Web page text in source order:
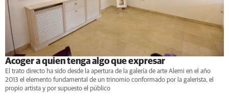
Acoger a quien tenga algo que expresar
El trato directo ha sido desde la apertura de la galería de arte Alemi en el año
2013 el elemento fundamental de un trinomio conformado por la galerista, el
propio artista y por supuesto el público